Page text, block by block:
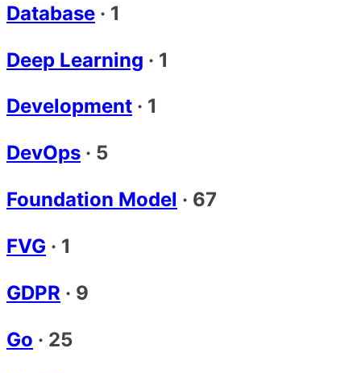
Database · 1
Deep Learning · 1
Development · 1
DevOps · 5
Foundation Model · 67
FVG · 1
GDPR · 9
Go · 25